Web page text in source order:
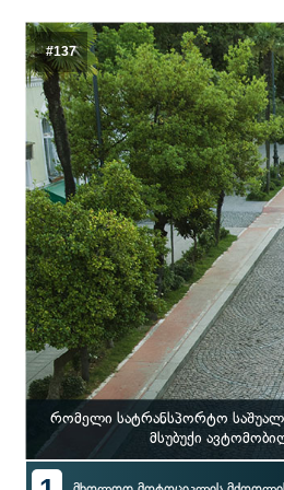
#137
რომელი სატრანსპორტო
მსუბუქი